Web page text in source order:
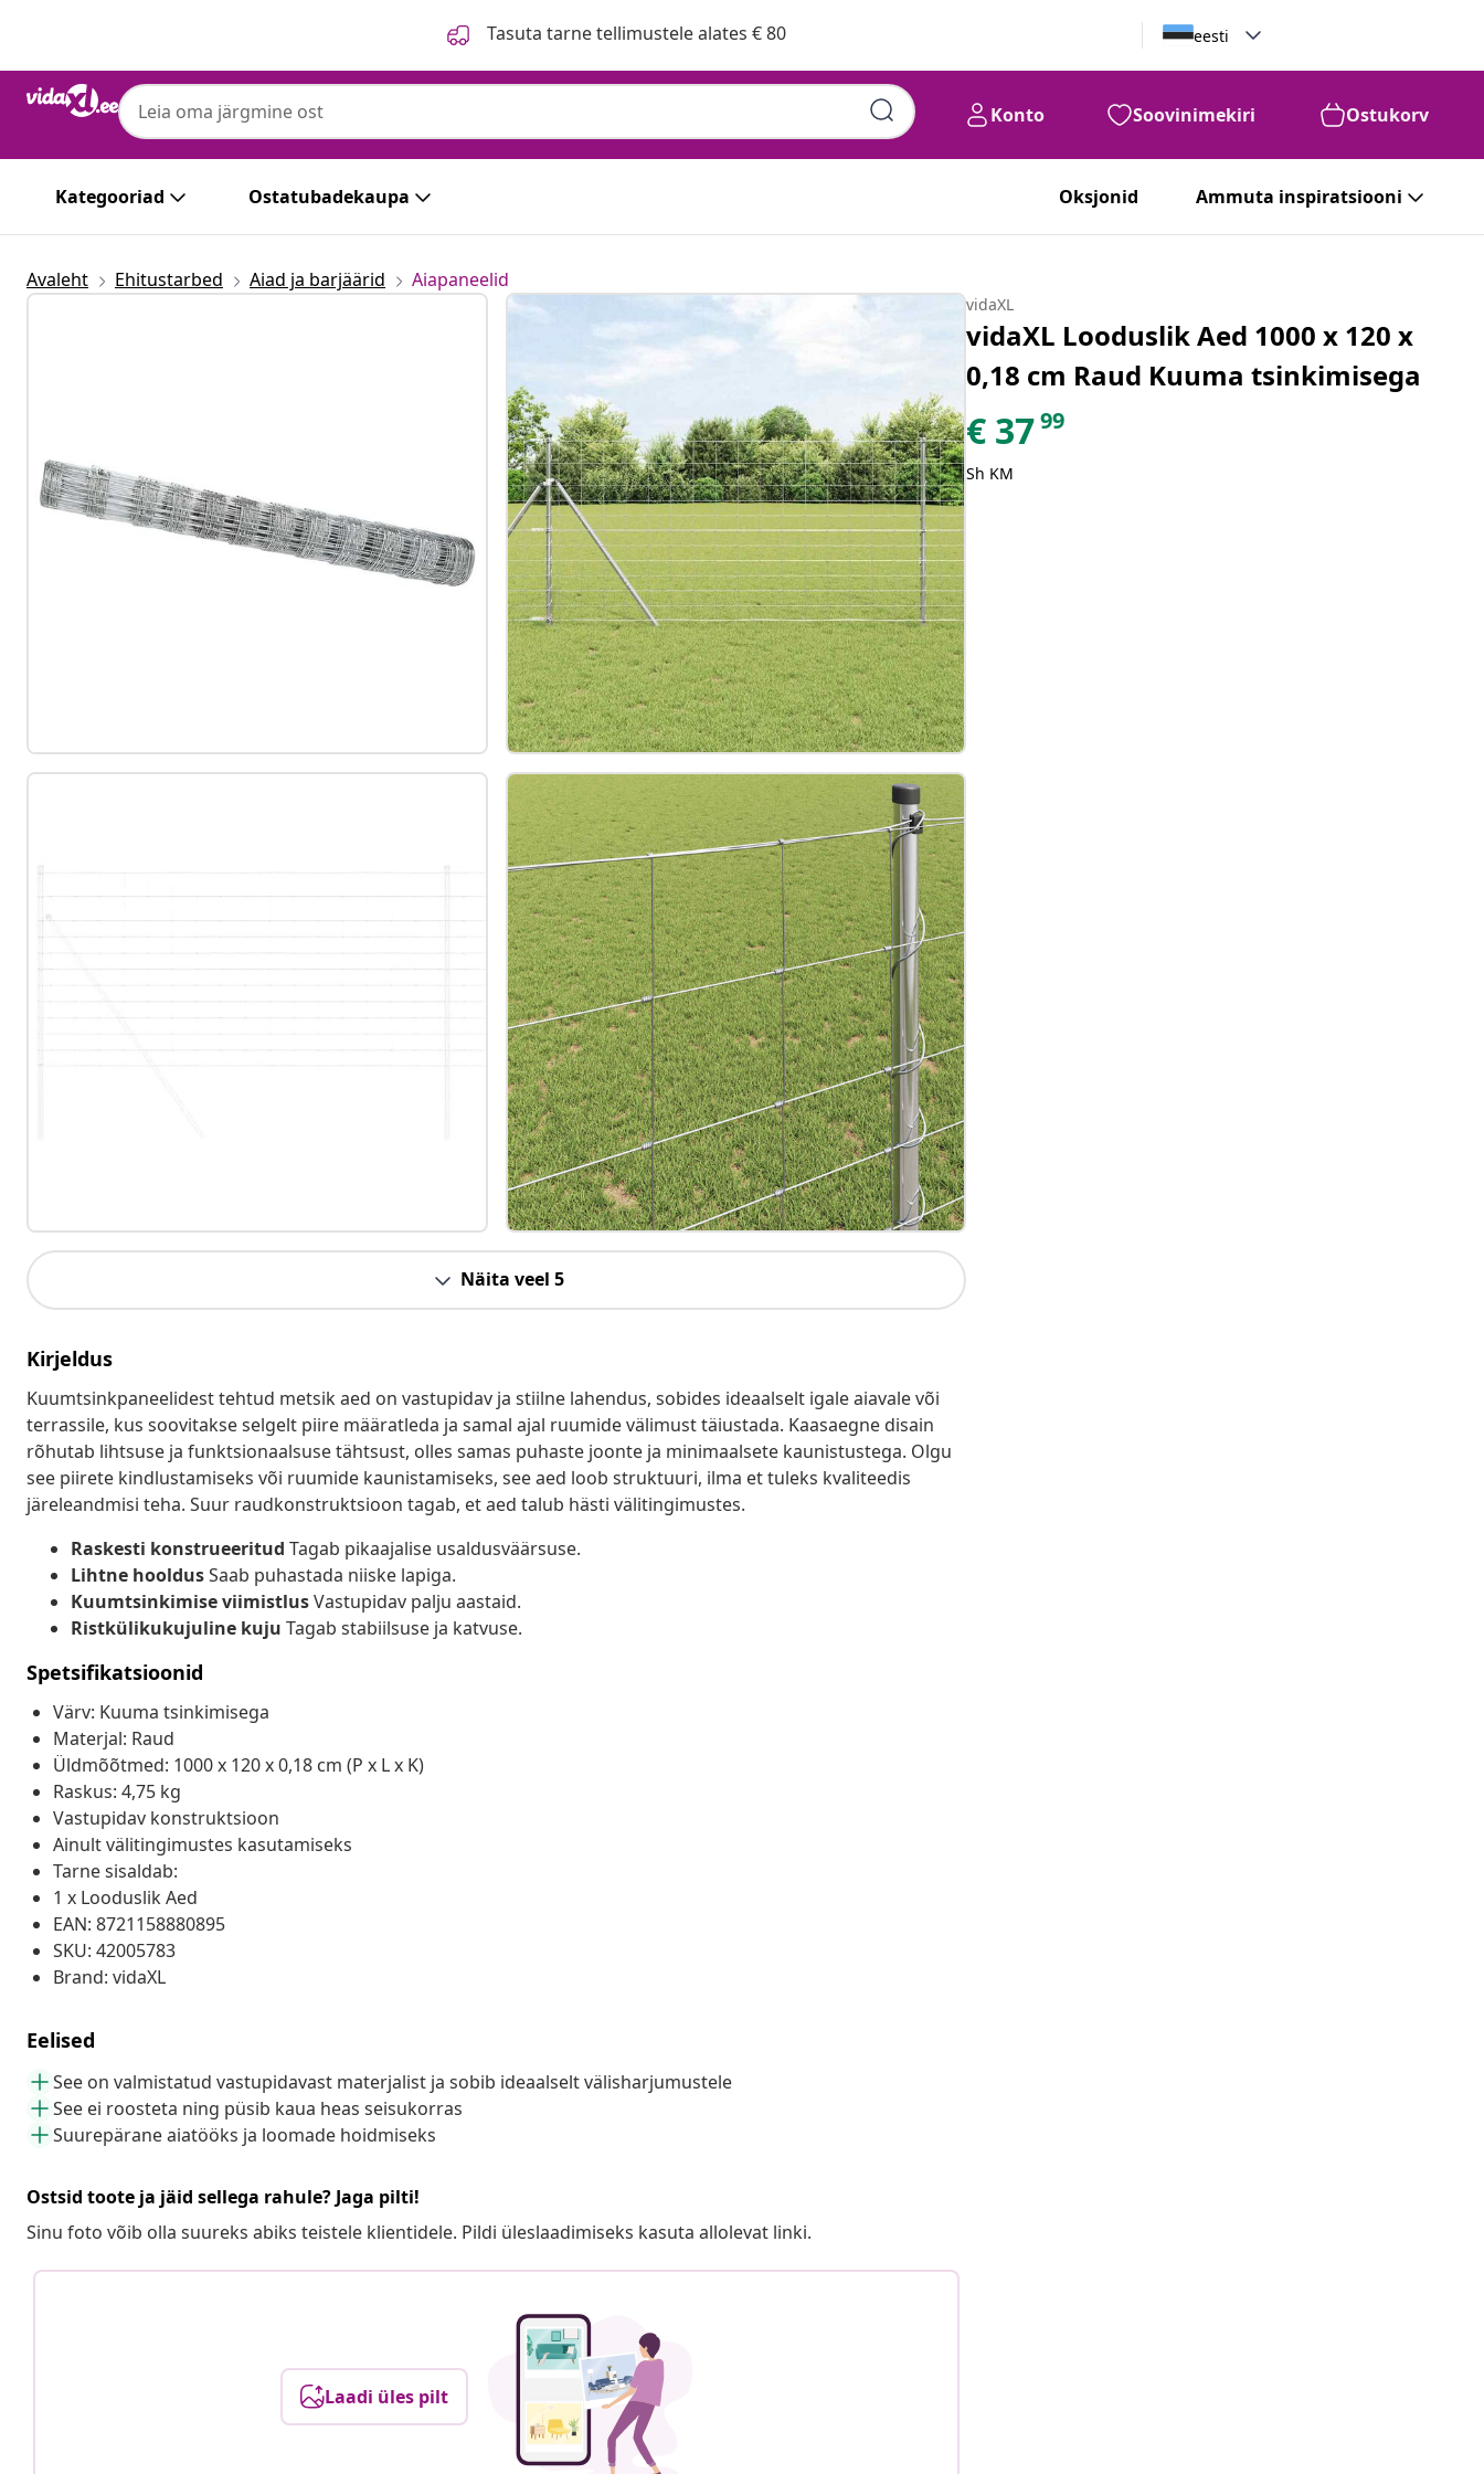
Tasuta tarne tellimustele alates € 80 eesti
Konto Soovinimekiri Ostukorv
Kategooriad Ostatubadekaupa Oksjonid Ammuta inspiratsiooni
Avaleht Ehitustarbed Aiad ja barjäärid Aiapaneelid
Näita veel 5
Kirjeldus
Kuumtsinkpaneelidest tehtud metsik aed on vastupidav ja stiilne lahendus, sobides ideaalselt igale aiavale või
terrassile, kus soovitakse selgelt piire määratleda ja samal ajal ruumide välimust täiustada. Kaasaegne disain
rõhutab lihtsuse ja funktsionaalsuse tähtsust, olles samas puhaste joonte ja minimaalsete kaunistustega. Olgu
see piirete kindlustamiseks või ruumide kaunistamiseks, see aed loob struktuuri, ilma et tuleks kvaliteedis
järeleandmisi teha. Suur raudkonstruktsioon tagab, et aed talub hästi välitingimustes.
Raskesti konstrueeritud Tagab pikaajalise usaldusväärsuse.
Lihtne hooldusSaab puhastada niiske lapiga.
Kuumtsinkimise viimistlusVastupidav palju aastaid.
Ristkülikukujuline kuju Tagab stabiilsuse ja katvuse.
Spetsifikatsioonid
Värv: Kuuma tsinkimisega
Materjal: Raud
Üldmõõtmed: 1000 x 120 x 0,18 cm (P x L x K)
Raskus: 4,75 kg
Vastupidav konstruktsioon
Ainult välitingimustes kasutamiseks
Tarne sisaldab:
1 x Looduslik Aed
EAN: 8721158880895
SKU: 42005783
Brand: vidaXL
Eelised
See on valmistatud vastupidavast materjalist ja sobib ideaalselt välisharjumustele
See ei roosteta ning püsib kaua heas seisukorras
Suurepärane aiatööks ja loomade hoidmiseks
Ostsid toote ja jäid sellega rahule? Jaga pilti!
Sinu foto võib olla suureks abiks teistele klientidele. Pildi üleslaadimiseks kasuta allolevat linki.
Laadi üles pilt
vidaXL
vidaXL Looduslik Aed 1000 x 120 x
0,18 cm Raud Kuuma tsinkimisega
€ 3799
Sh KM